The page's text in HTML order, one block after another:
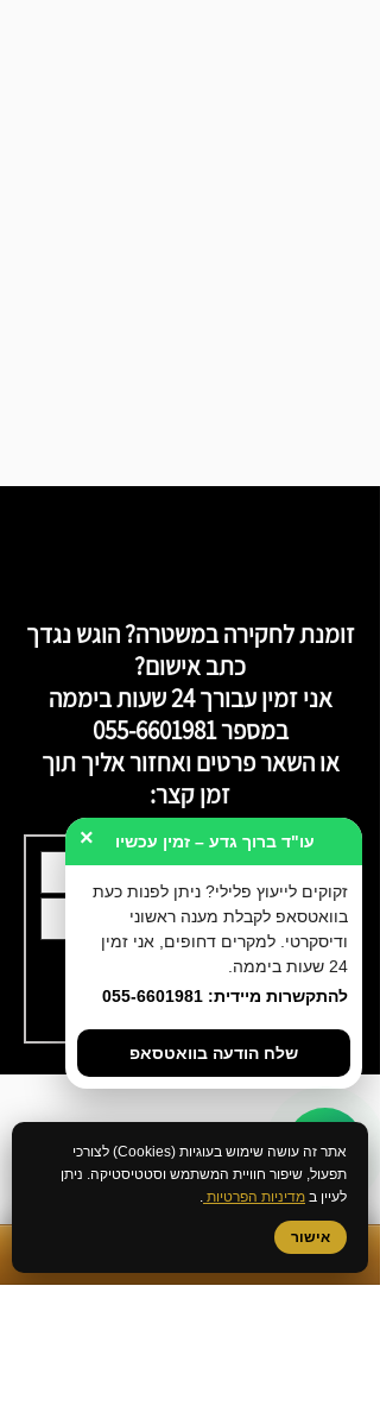
זומנת לחקירה במשטרה? הוגש נגדך
כתב אישום?
אני זמין עבורך 24 שעות ביממה
במספר055-6601981
או השאר פרטים ואחזור אליך תוך
זמן קצר:
עו״ד ברוך גדע הוא עורך דין פלילי
, יוצא פרקליטות מחוז
חיפה וחבר לשכת עורכי הדין. המשרד מעניק ייצוג
וייעוץ משפטי לחשודים ונאשמים בכל שלבי ההליך
הפלילי - ייעוץ לפני חקירה, הליכי מעצר, שימוע לפני
כתב אישום וניהול תיקי בית משפט.
אח"י אילת 8, חיפה (בניין הספוט)
אתר זה עושה שימוש בעוגיות (Cookies) לצורכי
תפעול, שיפור חוויית המשתמש וסטטיסטיקה. ניתן
לעיין ב מדיניות הפרטיות .
אישור
עו"ד ברוך גדע – זמין עכשיו ×
זקוקים לייעוץ פלילי? ניתן לפנות כעת
בוואטסאפ לקבלת מענה ראשוני
ודיסקרטי. למקרים דחופים, אני זמין
24 שעות ביממה.
להתקשרות מיידית: 055-6601981
שלח הודעה בוואטסאפ